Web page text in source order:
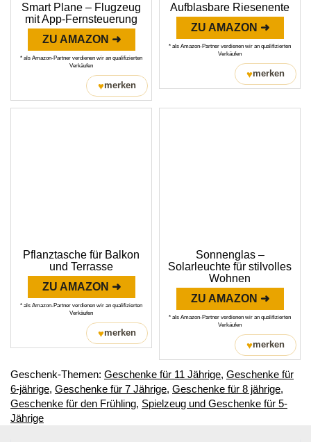
Smart Plane – Flugzeug
mit App-Fernsteuerung
ZU AMAZON ➜
* als Amazon-Partner verdienen wir an qualifizierten
Verkäufen
♥merken
Aufblasbare Riesenente
ZU AMAZON ➜
* als Amazon-Partner verdienen wir an qualifizierten
Verkäufen
♥merken
Pflanztasche für Balkon
und Terrasse
ZU AMAZON ➜
* als Amazon-Partner verdienen wir an qualifizierten
Verkäufen
♥merken
Sonnenglas –
Solarleuchte für stilvolles
Wohnen
ZU AMAZON ➜
* als Amazon-Partner verdienen wir an qualifizierten
Verkäufen
♥merken
Geschenk-Themen: Geschenke für 11 Jährige, Geschenke für
6-jährige, Geschenke für 7 Jährige, Geschenke für 8 jährige,
Geschenke für den Frühling, Spielzeug und Geschenke für 5-
Jährige